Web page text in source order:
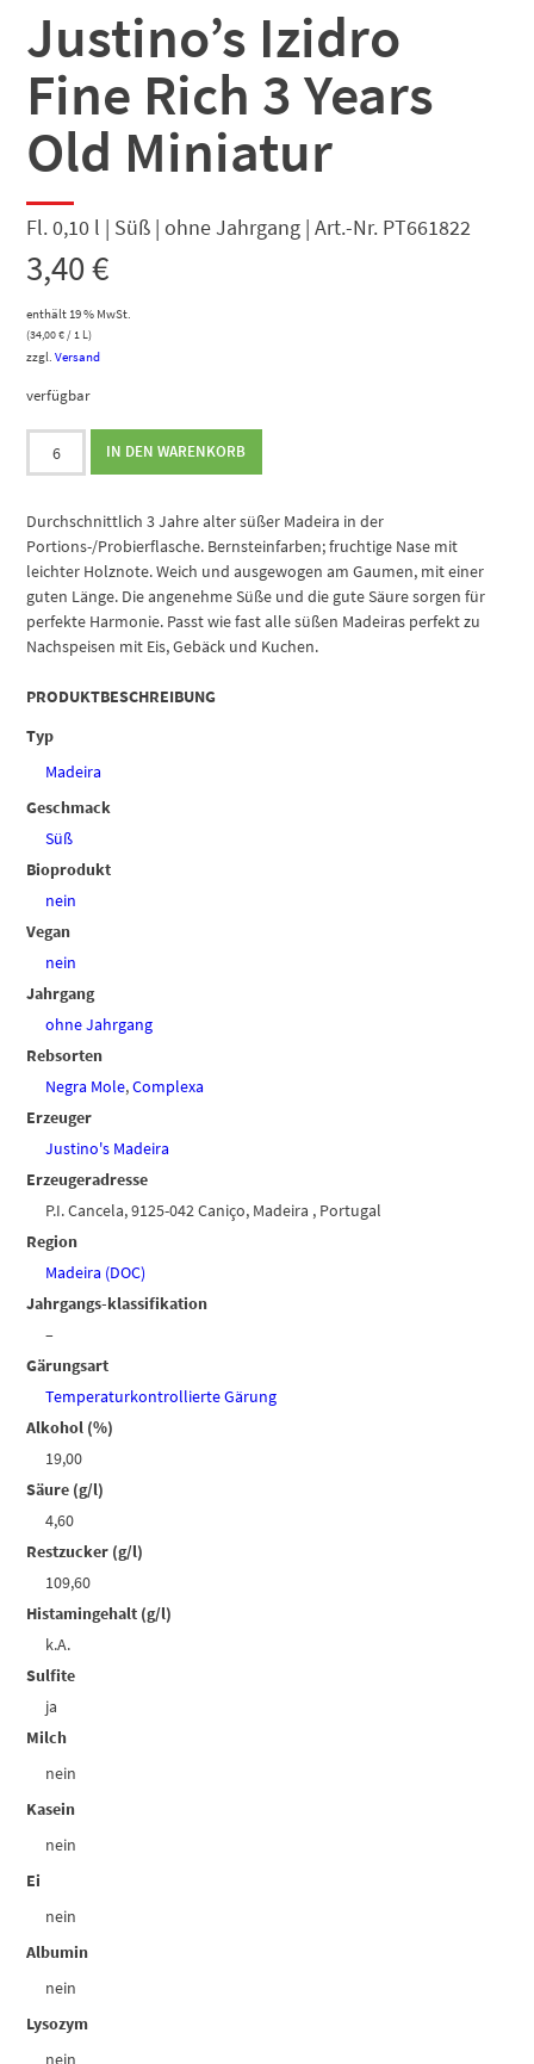
Justino’s Izidro
Fine Rich 3 Years
Old Miniatur
Fl. 0,10 l | Süß | ohne Jahrgang | Art.-Nr. PT661822
3,40€
enthält 19 % MwSt.
(34,00€/ 1 L)
zzgl.Versand
verfügbar
Justino's
Izidro
Rich
3
Years
Old
Miniatur
Menge
IN DEN WARENKORB
Durchschnittlich 3 Jahre alter süßer Madeira in der
Portions-/Probierflasche. Bernsteinfarben; fruchtige Nase mit
leichter Holznote. Weich und ausgewogen am Gaumen, mit einer
guten Länge. Die angenehme Süße und die gute Säure sorgen für
perfekte Harmonie. Passt wie fast alle süßen Madeiras perfekt zu
Nachspeisen mit Eis, Gebäck und Kuchen.
PRODUKTBESCHREIBUNG
Typ
Madeira
Geschmack
Süß
Bioprodukt
nein
Vegan
nein
Jahrgang
ohne Jahrgang
Rebsorten
Negra Mole,Complexa
Erzeuger
Justino's Madeira
Erzeugeradresse
P.I. Cancela, 9125-042 Caniço, Madeira , Portugal
Region
Madeira (DOC)
Jahrgangs-klassifikation
–
Gärungsart
Temperaturkontrollierte Gärung
Alkohol (%)
19,00
Säure (g/l)
4,60
Restzucker (g/l)
109,60
Histamingehalt (g/l)
k.A.
Sulfite
ja
Milch
nein
Kasein
nein
Ei
nein
Albumin
nein
Lysozym
nein